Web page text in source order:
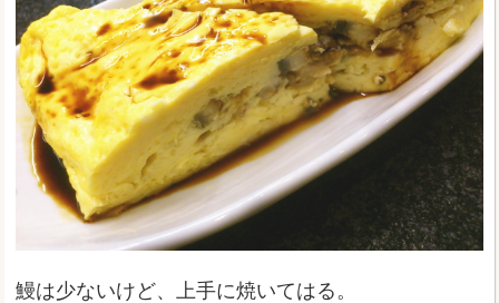
鰻は少ないけど、上手に焼いてはる。